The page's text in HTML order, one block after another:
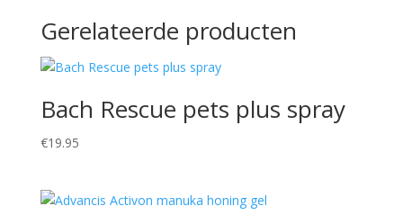
Gerelateerde producten
Bach Rescue pets plus spray
€19.95